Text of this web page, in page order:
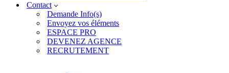
Contact
Demande Info(s)
Envoyez vos éléments
ESPACE PRO
DEVENEZ AGENCE
RECRUTEMENT